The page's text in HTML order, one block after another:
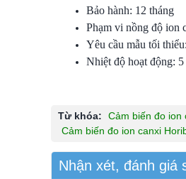
Bảo hành: 12 tháng
Phạm vi nồng độ ion
Yêu cầu mẫu tối
Nhiệt độ hoạt động: 5
Từ khóa: Cảm biến đo ion
Cảm biến đo ion canxi
Nhận xét, đánh giá